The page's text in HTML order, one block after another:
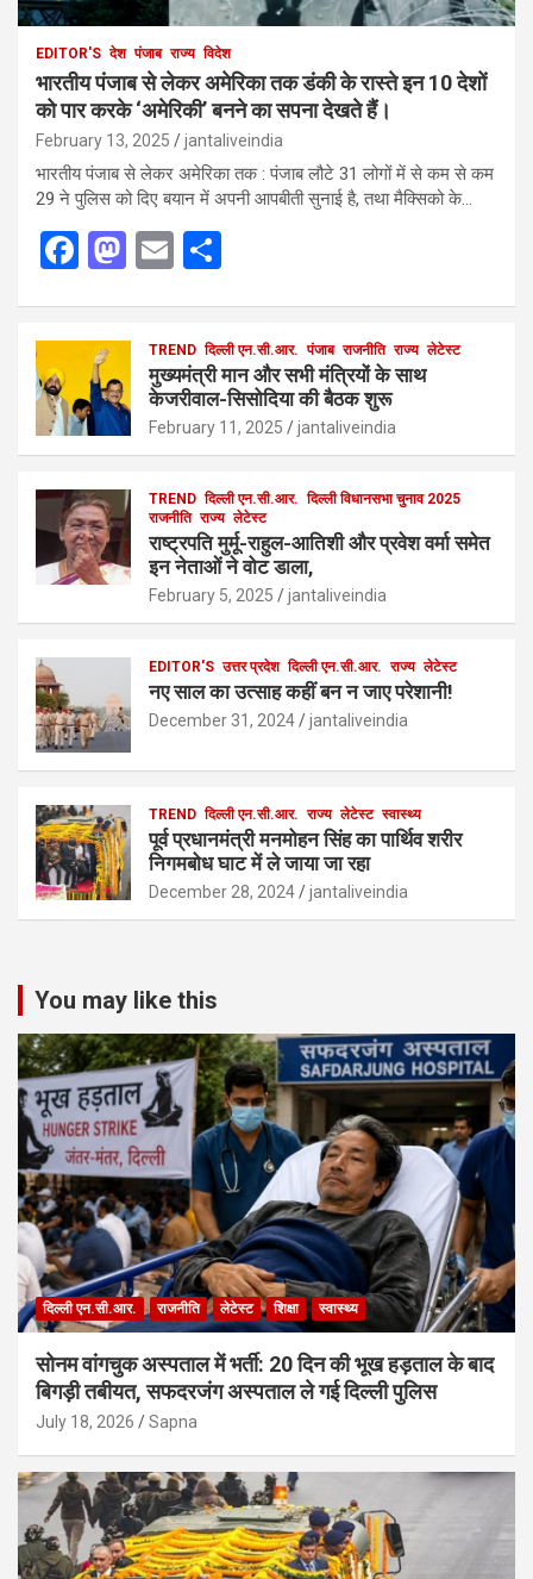
EDITOR'S देश पंजाब राज्य विदेश
भारतीय पंजाब से लेकर अमेरिका तक डंकी के रास्ते इन 10 देशों
को पार करके ‘अमेरिकी’ बनने का सपना देखते हैं।
February 13, 2025 jantaliveindia
भारतीय पंजाब से लेकर अमेरिका तक : पंजाब लौटे 31 लोगों में से कम से कम
29 ने पुलिस को दिए बयान में अपनी आपबीती सुनाई है, तथा मैक्सिको के…
F
b
o
o
k
M
d
o
n
E
e
TREND दिल्ली एन.सी.आर. पंजाब राजनीति राज्य लेटेस्ट
मुख्यमंत्री मान और सभी मंत्रियों के साथ
केजरीवाल-सिसोदिया की बैठक शुरू
February 11, 2025 jantaliveindia
TREND दिल्ली एन.सी.आर. दिल्ली विधानसभा चुनाव 2025
राजनीति राज्य लेटेस्ट
राष्ट्रपति मुर्मू-राहुल-आतिशी और प्रवेश वर्मा समेत
इन नेताओं ने वोट डाला,
February 5, 2025 jantaliveindia
EDITOR'S उत्तर प्रदेश दिल्ली एन.सी.आर. राज्य लेटेस्ट
नए साल का उत्साह कहीं बन न जाए परेशानी!
December 31, 2024 jantaliveindia
TREND दिल्ली एन.सी.आर. राज्य लेटेस्ट स्वास्थ्य
पूर्व प्रधानमंत्री मनमोहन सिंह का पार्थिव शरीर
निगमबोध घाट में ले जाया जा रहा
December 28, 2024 jantaliveindia
You may like this
दिल्ली एन.सी.आर. राजनीति लेटेस्ट शिक्षा स्वास्थ्य
सोनम वांगचुक अस्पताल में भर्ती: 20 दिन की भूख हड़ताल के बाद
बिगड़ी तबीयत, सफदरजंग अस्पताल ले गई दिल्ली पुलिस
July 18, 2026 Sapna